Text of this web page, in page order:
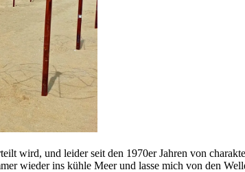
wird, und leider seit den 1970er Jahren von
wieder ins kühle Meer und lasse mich von den